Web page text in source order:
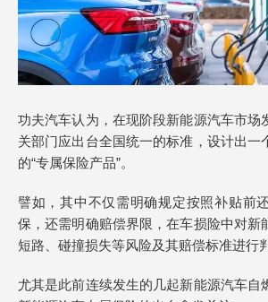
功夫汽车认为，在现阶段新能源汽车市场
关部门应出台全国统一的标准，设计出一
的“专属保险产品”。
譬如，其中不仅需明确规定按照补贴前
保，还需明确赔偿界限，在车损险中对新
短路、碰撞损失等风险及其赔偿标准进行
尤其是此前连续发生的几起新能源汽车自